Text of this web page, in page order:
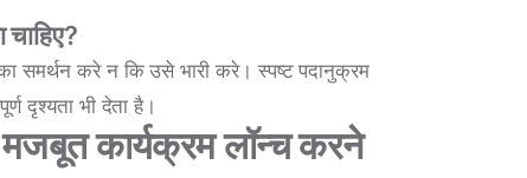
चाहिए?
समर्थन करे न कि उसे भारी करे। स्पष्ट पदानुक्रम
दृश्यता भी देता है।
कार्यक्रम लॉन्च करने